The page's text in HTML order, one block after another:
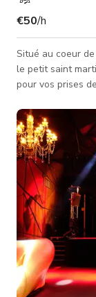
€50/h
Situé au coeur
le petit saint
pour vos prises de vues. Le
et portrait. Vous
pour stocker les
l’ordinaire.